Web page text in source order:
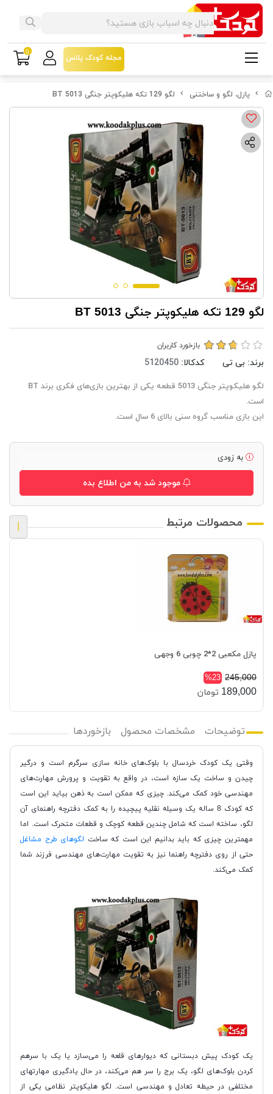
پازل، لگو و ساختنی لگو 129 تکه هلیکوپتر جنگی BT 5013
لگو 129 تکه هلیکوپتر جنگی BT 5013
بازخورد کاربران
برند: بی تی کدکالا:
لگو هلیکوپتر جنگی 5013 قطعه یکی از بهترین بازی‌های فکری برند BT
است.
این بازی مناسب گروه سنی بالای 6 سال است.
به زودی
موجود شد به من اطلاع بده
محصولات مرتبط
پازل مکعبی 2*2 چوبی 6 وجهی
245,000
%23
189,000 تومان
توضیحات مشخصات محصول بازخوردها
وقتی یک کودک خردسال با بلوک‌های خانه سازی سرگرم است و درگیر
چیدن و ساخت یک سازه است، در واقع به تقویت و پرورش مهارت‌های
مهندسی خود کمک می‌کند. چیزی که ممکن است به ذهن بیاید این است
که کودک 8 ساله یک وسیله نقلیه پیچیده را به کمک دفترچه راهنمای آن
لگو، ساخته است که شامل چندین قطعه کوچک و قطعات متحرک است. اما
مهمترین چیزی که باید بدانیم این است که ساخت لگوهای طرح مشاغل
حتی از روی دفترچه راهنما نیز به تقویت مهارت‌های مهندسی فرزند شما
کمک می‌کند.
یک کودک پیش دبستانی که دیوارهای قلعه را می‌سازد یا یک با سرهم
کردن بلوک‌های لگو، یک برج را سر هم می‌کند، در حال یادگیری مهارتهای
مختلفی در حیطه تعادل و مهندسی است. لگو هلیکوپتر نظامی یکی از
مجله کودک پلاس
0